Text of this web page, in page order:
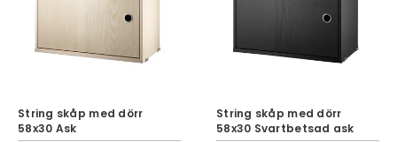
String skåp med dörr
58x30 Ask
String skåp med dörr
58x30 Svartbetsad ask